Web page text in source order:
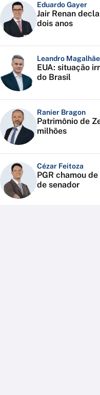
Eduardo Gayer
Jair Renan
dois anos
Leandro
EUA: situação
do Brasil
Ranier Bragon
Patrimônio de
milhões
Cézar Feitoza
PGR chamou
de senador